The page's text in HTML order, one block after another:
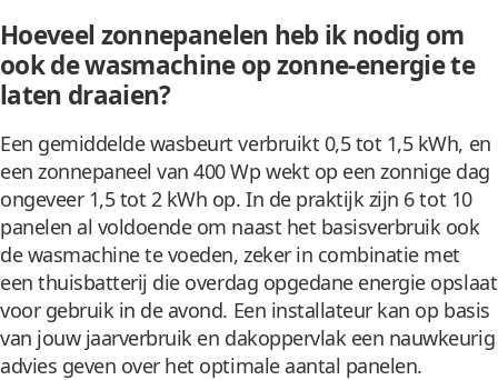
Hoeveel zonnepanelen heb ik nodig om
ook de wasmachine op zonne-energie te
laten draaien?
Een gemiddelde wasbeurt verbruikt 0,5 tot 1,5 kWh, en
een zonnepaneel van 400 Wp wekt op een zonnige dag
ongeveer 1,5 tot 2 kWh op. In de praktijk zijn 6 tot 10
panelen al voldoende om naast het basisverbruik ook
de wasmachine te voeden, zeker in combinatie met
een thuisbatterij die overdag opgedane energie opslaat
voor gebruik in de avond. Een installateur kan op basis
van jouw jaarverbruik en dakoppervlak een nauwkeurig
advies geven over het optimale aantal panelen.